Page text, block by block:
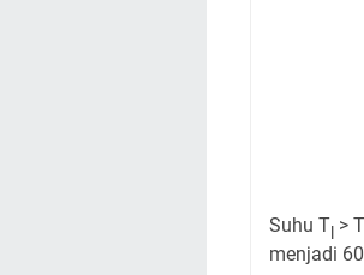
Suhu T > T
menjadi